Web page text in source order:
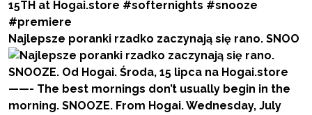
Najlepsze poranki rzadko zaczynają się rano. SNOO